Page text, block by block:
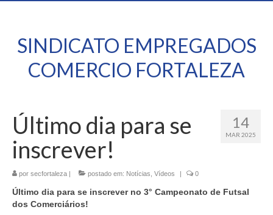
SINDICATO EMPREGADOS
COMERCIO FORTALEZA
14
MAR 2025
Último dia para se
inscrever!
por secfortaleza | postado em: Notícias Vídeos | 0
Último dia para se inscrever no 3° Campeonato de Futsal
dos Comerciários!